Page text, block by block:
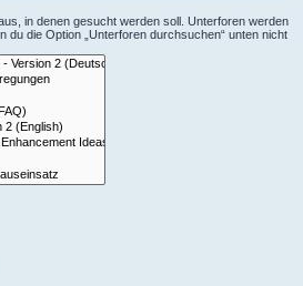
in denen gesucht werden soll. Unterforen werden
du die Option „Unterforen durchsuchen“ unten nicht